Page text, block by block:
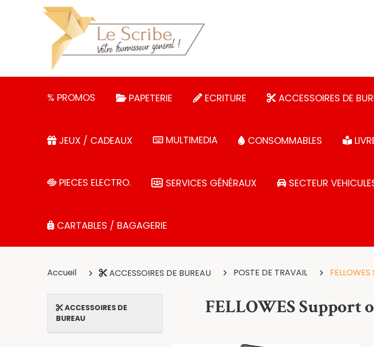
% PROMOS PAPETERIE ECRITURE ACCESSOIRES DE
JEUX / CADEAUX MULTIMEDIA CONSOMMABLES
PIECES ELECTRO. SERVICES GÉNÉRAUX SECTEUR
CARTABLES / BAGAGERIE
ACCESSOIRES DE
BUREAU
Accueil ACCESSOIRES DE BUREAU POSTE DE TRAVAIL
FELLOWES Support